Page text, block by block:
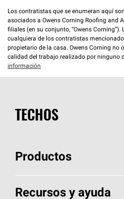
Los contratistas que se enumeran aquí
asociados a Owens Corning Roofing and
filiales (en su conjunto, “Owens
cualquiera de los contratistas
propietario de la casa. Owens Corning no
calidad del trabajo realizado por ninguno
información
TECHOS
Productos
Elija sus tejas
Recursos y ayuda